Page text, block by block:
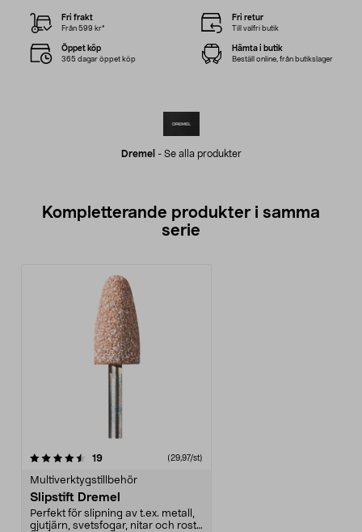
Dremel - Se alla produkter
Fri frakt
Från 599 kr*
Fri retur
Till valfri butik
Öppet köp
365 dagar öppet köp
Hämta i butik
Beställ online, från butikslager
Kompletterande produkter i samma
serie
19recensioner (29,97/st)
Multiverktygstillbehör
Slipstift Dremel
Perfekt för slipning av t.ex. metall,
gjutjärn, svetsfogar, nitar och rost.